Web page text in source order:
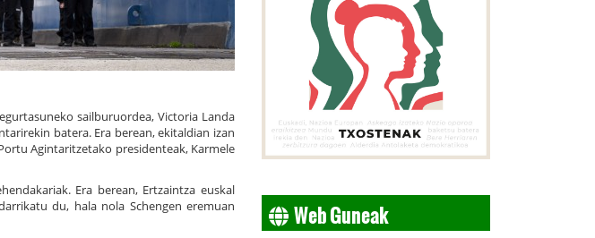
sailburuordea, Victoria Landa
batera. Era berean, ekitaldian izan
Agintaritzetako presidenteak, Karmele
Era berean, Ertzaintza euskal
du, hala nola Schengen eremuan
Web Guneak